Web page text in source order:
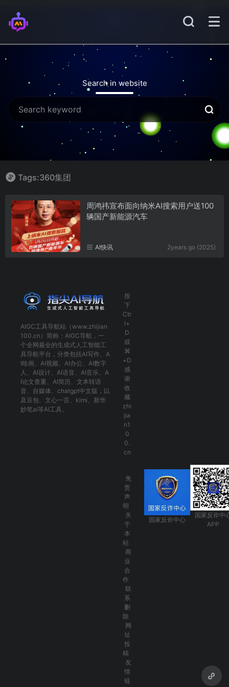
Search in website
Tags:360集团
周鸿祎宣布面向纳米AI搜索用户送100
辆国产新能源汽车
AI快讯 2years go (2025)
AIGC工具导航站（www.zhijian
100.cn）简称： AIGC导航 ，一
个全网最全的生成式人工智能工
具导航平台，分类包括AI写作 、 A
I绘画 、 AI视频 、 AI办公 、 AI数字
人 、 AI设计、 AI语音、 AI音乐、 A
I论文查重 、 AI简历 、 文本转语
音、 自媒体 、 chatgpt中文版 ，以
及 豆包、 文心一言 、 kimi 、 新华
妙笔ai等AI工具。
按
下
Ctr
l+
D
或
⌘
+D
感
谢
收
藏
zhi
jia
n1
0
0.
cn
免
责
声
明
关
于
本
站
商
业
合
作
联
系
删
除
网
址
投
稿
友
情
链
国家反诈中心
国家反诈中
APP